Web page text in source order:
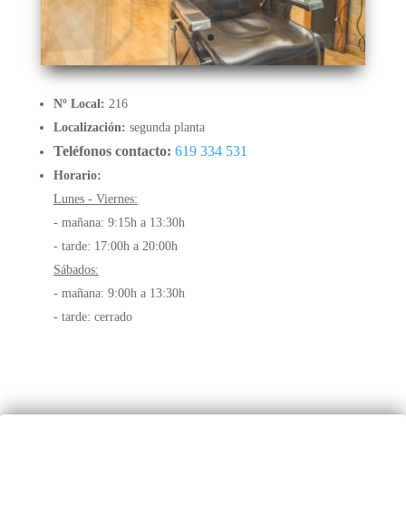
Nº Local: 216
Localización: segunda planta
Teléfonos contacto: 619 334 531
Horario:
Lunes - Viernes:
- mañana: 9:15h a 13:30h
- tarde: 17:00h a 20:00h
Sábados:
- mañana: 9:00h a 13:30h
- tarde: cerrado